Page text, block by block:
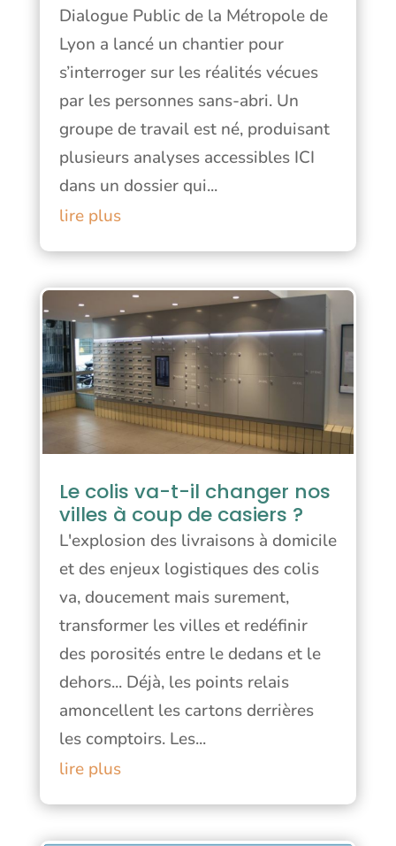
Dialogue Public de la Métropole de
Lyon a lancé un chantier pour
s’interroger sur les réalités vécues
par les personnes sans-abri. Un
groupe de travail est né, produisant
plusieurs analyses accessibles ICI
dans un dossier qui...
lire plus
Le colis va-t-il changer nos
villes à coup de casiers ?
L'explosion des livraisons à domicile
et des enjeux logistiques des colis
va, doucement mais surement,
transformer les villes et redéfinir
des porosités entre le dedans et le
dehors... Déjà, les points relais
amoncellent les cartons derrières
les comptoirs. Les...
lire plus